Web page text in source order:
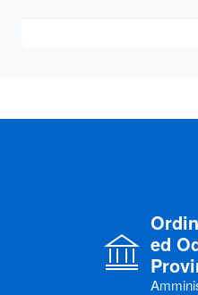
ed